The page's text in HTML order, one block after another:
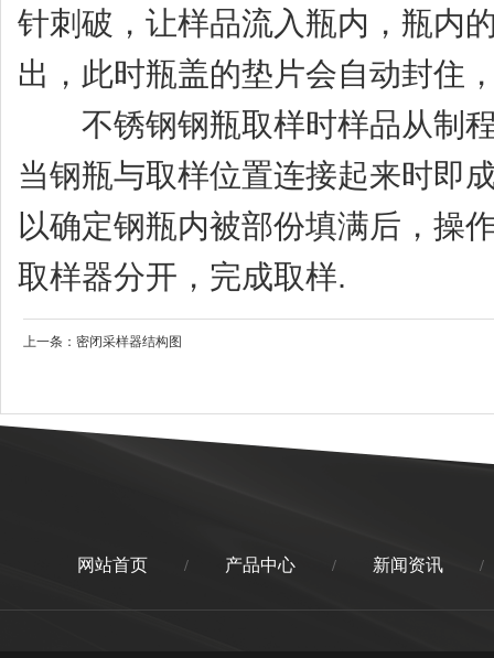
针刺破，让样品流入瓶内，瓶内
出，此时瓶盖的垫片会自动封住
不锈钢钢瓶取样时样品从制程
当钢瓶与取样位置连接起来时即
以确定钢瓶内被部份填满后，操
取样器分开，完成取样.
上一条： 密闭采样器结构图
网站首页 / 产品中心 / 新闻资讯 /